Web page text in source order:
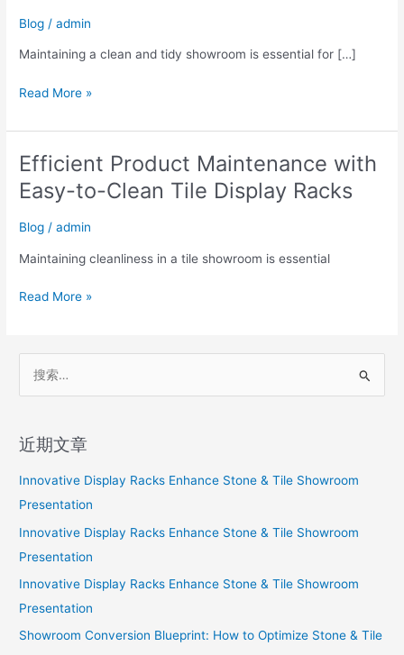
Blog /admin
Maintaining a clean and tidy showroom is essential for […]
Ceramic
Display
for
Read More »
Efficient Product Maintenance with
Easy-to-Clean Tile Display Racks
Blog /admin
Maintaining cleanliness in a tile showroom is essential
Efficient
Product
Maintenance
Easy-
to-
Tile
Read More »
近期文章
Innovative Display Racks Enhance Stone & Tile Showroom
Presentation
Innovative Display Racks Enhance Stone & Tile Showroom
Presentation
Innovative Display Racks Enhance Stone & Tile Showroom
Presentation
Showroom Conversion Blueprint: How to Optimize Stone & Tile